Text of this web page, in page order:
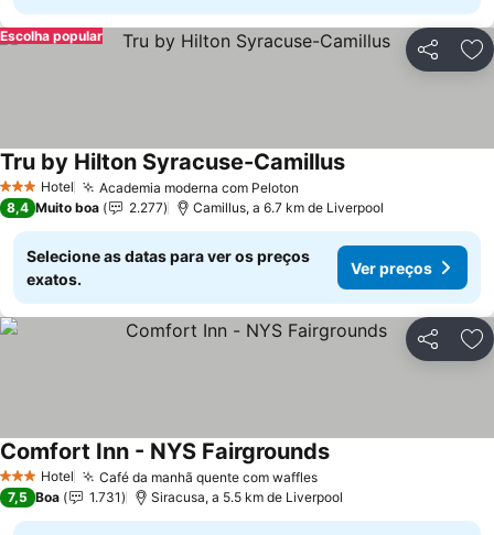
Partilhar
Escolha popular
3 EstrelasHotel Academia moderna com Peloton
Tru by Hilton Syracuse-Camillus
8,4 Muito boa 2.277 Camillus, a 6.7 km de Liverpool
Selecione as datas para ver os preços
exatos.
Ver preços
Partilhar
3 EstrelasHotel Café da manhã quente com waffles
Comfort Inn - NYS Fairgrounds
7,5 Boa 1.731 Siracusa, a 5.5 km de Liverpool